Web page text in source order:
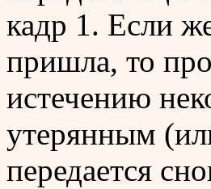
кадр 1. Если
пришла, то
истечению
утерянным
передается